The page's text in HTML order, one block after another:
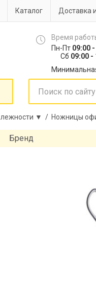
Каталог Доставка
Время
Пн-Пт 09:00
Сб 09:00 -
▼ / Ножницы
Бренд